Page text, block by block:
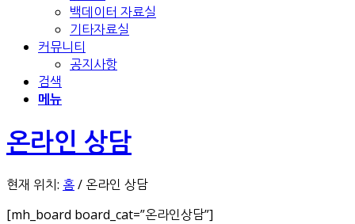
백데이터 자료실
기타자료실
커뮤니티
공지사항
검색
메뉴
온라인 상담
현재 위치: 홈/ 온라인 상담
[mh_board board_cat=”온라인상담”]